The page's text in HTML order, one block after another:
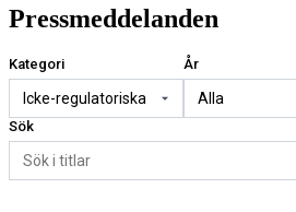
Pressmeddelanden
Kategori År
Sök